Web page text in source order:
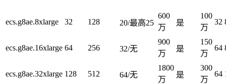
ecs.g8ae.8xlarge 32 128 20/最高25
600
万
是
100
万
32
ecs.g8ae.16xlarge 64 256 32/无
900
万
是
150
万
64
ecs.g8ae.32xlarge 128 512 64/无
1800
万
是
300
万
64